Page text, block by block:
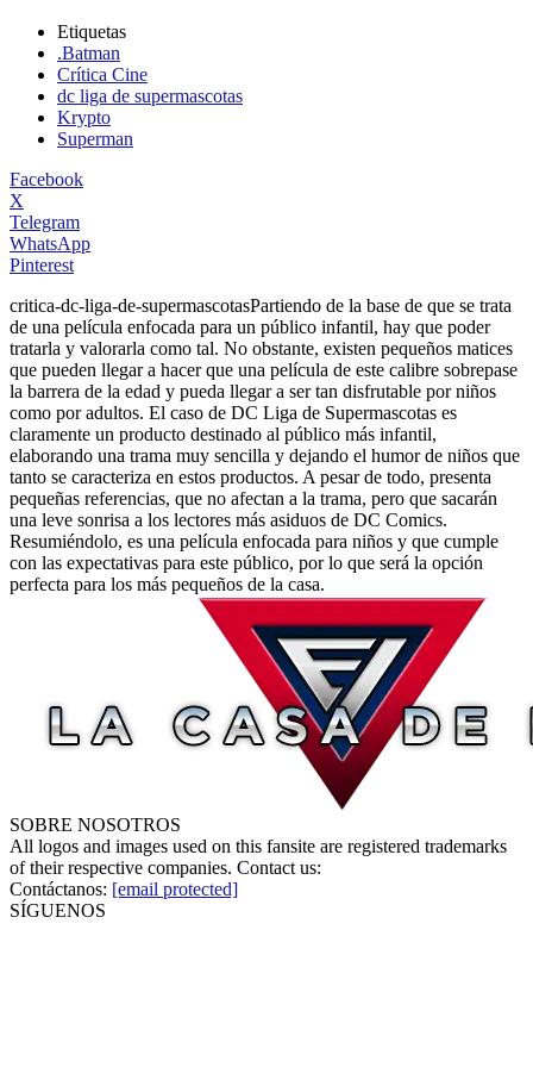
Etiquetas
.Batman
Crítica Cine
dc liga de supermascotas
Krypto
Superman
Facebook
X
Telegram
WhatsApp
Pinterest
critica-dc-liga-de-supermascotasPartiendo de la base de que se trata
de una película enfocada para un público infantil, hay que poder
tratarla y valorarla como tal. No obstante, existen pequeños matices
que pueden llegar a hacer que una película de este calibre sobrepase
la barrera de la edad y pueda llegar a ser tan disfrutable por niños
como por adultos. El caso de DC Liga de Supermascotas es
claramente un producto destinado al público más infantil,
elaborando una trama muy sencilla y dejando el humor de niños que
tanto se caracteriza en estos productos. A pesar de todo, presenta
pequeñas referencias, que no afectan a la trama, pero que sacarán
una leve sonrisa a los lectores más asiduos de DC Comics.
Resumiéndolo, es una película enfocada para niños y que cumple
con las expectativas para este público, por lo que será la opción
perfecta para los más pequeños de la casa.
SOBRE NOSOTROS
All logos and images used on this fansite are registered trademarks
of their respective companies. Contact us:
Contáctanos: [email protected]
SÍGUENOS